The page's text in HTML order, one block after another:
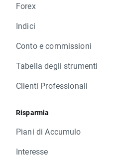
Forex
Indici
Conto e commissioni
Tabella degli strumenti
Clienti Professionali
Risparmia
Piani di Accumulo
Interesse